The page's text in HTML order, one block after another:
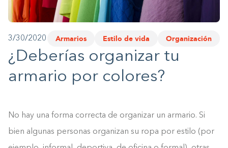
1-800-45-CLOSETS
Language
3/30/2020 Armarios Estilo de vida Organización
¿Deberías organizar tu
armario por colores?
No hay una forma correcta de organizar un armario. Si
bien algunas personas organizan su ropa por estilo (por